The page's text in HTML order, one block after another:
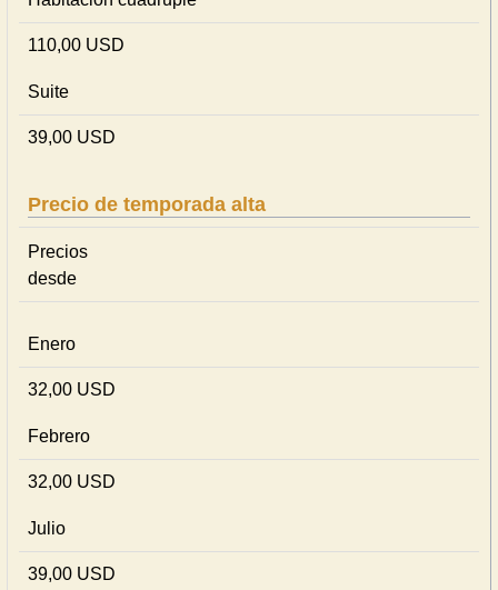
110,00 USD
Suite
39,00 USD
Precio de temporada alta
Precios
desde
Enero
32,00 USD
Febrero
32,00 USD
Julio
39,00 USD